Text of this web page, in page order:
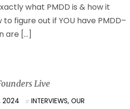
what PMDD is & how it
figure out if YOU have PMDD–
are […]
Live
1, 2024 INTERVIEWS,OUR